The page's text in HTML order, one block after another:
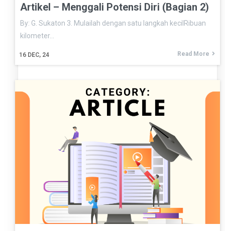
Artikel – Menggali Potensi Diri (Bagian 2)
16 DEC, 24
By: G. Sukaton 3. Mulailah dengan satu langkah kecilRibuan
kilometer…
Read More